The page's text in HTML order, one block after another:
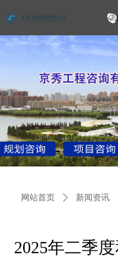
2025年二季
网站首页 ꄲ 新闻资讯